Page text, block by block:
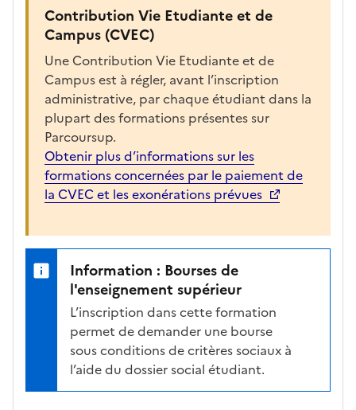
e
h
a
r
g
e
p
o
r
a
f
f
i
c
h
e
Contribution Vie Etudiante et de
Campus (CVEC)
Une Contribution Vie Etudiante et de
Campus est à régler, avant l’inscription
administrative, par chaque étudiant dans la
plupart des formations présentes sur
Parcoursup.
Obtenir plus d’informations sur les
formations concernées par le paiement de
la CVEC et les exonérations prévues
Information : Bourses de
l'enseignement supérieur
L’inscription dans cette formation
permet de demander une bourse
sous conditions de critères sociaux à
l’aide du dossier social étudiant.